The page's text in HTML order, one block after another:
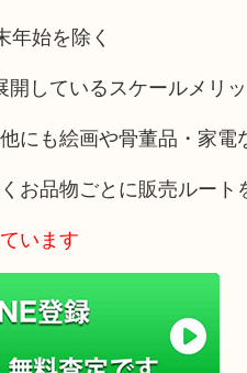
年始を除く
しているスケールメリ
にも絵画や骨董品・家電
お品物ごとに販売ルート
います